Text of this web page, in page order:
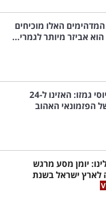
המדהימים האלו מוכיחים
אביזר מיותר לגמרי...
מחווה ליוסי גמזו: האזינו ל-24
הפזמונאי האהוב
יומן מסע מרגש
לארץ ישראל בשנת